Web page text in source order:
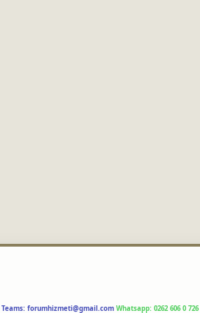
Teams: forumhizmeti@gmail.com Whatsapp: 0262 606 0 726